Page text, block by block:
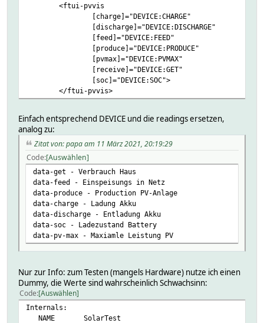
<ftui-pvvis
[charge]="DEVICE:CHARGE"
[discharge]="DEVICE:DISCHARGE"
[feed]="DEVICE:FEED"
[produce]="DEVICE:PRODUCE"
[pvmax]="DEVICE:PVMAX"
[receive]="DEVICE:GET"
[soc]="DEVICE:SOC">
</ftui-pvvis>
Einfach entsprechend DEVICE und die readings ersetzen,
analog zu:
Zitat von: papa am 11 März 2021, 20:19:29
Code Auswählen
data-get - Verbrauch Haus
data-feed - Einspeisungs in Netz
data-produce - Production PV-Anlage
data-charge - Ladung Akku
data-discharge - Entladung Akku
data-soc - Ladezustand Battery
data-pv-max - Maxiamle Leistung PV
Nur zur Info: zum Testen (mangels Hardware) nutze ich einen
Dummy, die Werte sind wahrscheinlich Schwachsinn:
Code Auswählen
Internals:
NAME SolarTest